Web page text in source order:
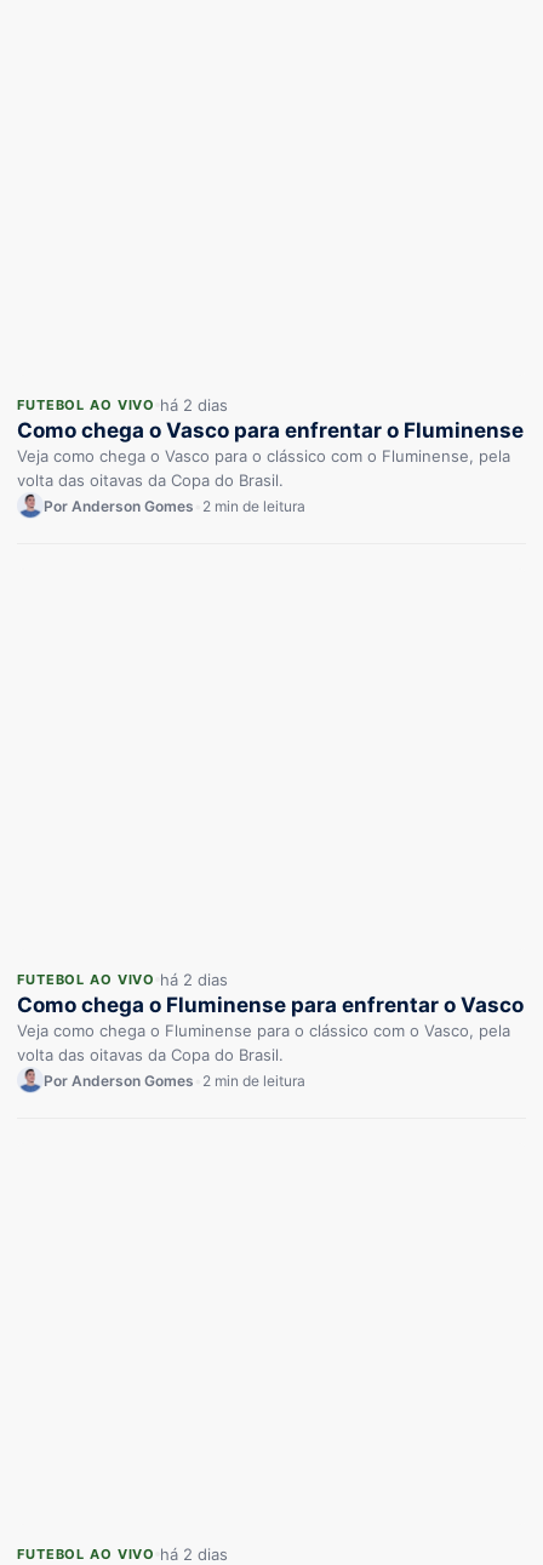
FUTEBOL AO VIVO há 2 dias
Como chega o Vasco para enfrentar o Fluminense
Veja como chega o Vasco para o clássico com o Fluminense, pela
volta das oitavas da Copa do Brasil.
Por Anderson Gomes 2 min de leitura
FUTEBOL AO VIVO há 2 dias
Como chega o Fluminense para enfrentar o Vasco
Veja como chega o Fluminense para o clássico com o Vasco, pela
volta das oitavas da Copa do Brasil.
Por Anderson Gomes 2 min de leitura
FUTEBOL AO VIVO há 2 dias